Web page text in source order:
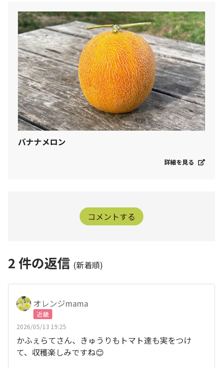
バナナメロン
詳細を見る
コメントする
2 件の返信 (新着順)
オレンジmama
近畿
2026/05/13 19:25
かふぇらてさん、きゅうりもトマト達も実をつけ
て、収穫楽しみですね😊